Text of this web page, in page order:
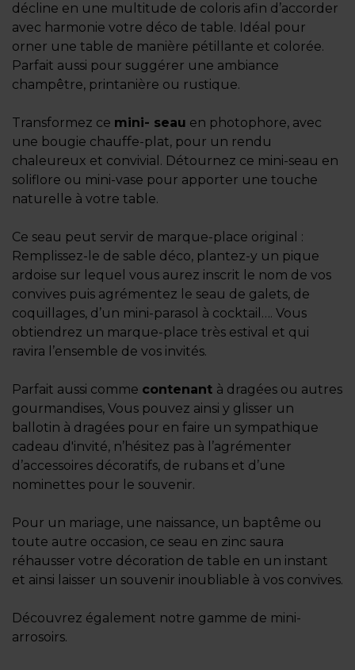
décline en une multitude de coloris afin d’accorder
avec harmonie votre déco de table. Idéal pour
orner une table de manière pétillante et colorée.
Parfait aussi pour suggérer une ambiance
champêtre, printanière ou rustique.
Transformez ce mini- seau en photophore, avec
une bougie chauffe-plat, pour un rendu
chaleureux et convivial. Détournez ce mini-seau en
soliflore ou mini-vase pour apporter une touche
naturelle à votre table.
Ce seau peut servir de marque-place original :
Remplissez-le de sable déco, plantez-y un pique
ardoise sur lequel vous aurez inscrit le nom de vos
convives puis agrémentez le seau de galets, de
coquillages, d’un mini-parasol à cocktail…. Vous
obtiendrez un marque-place très estival et qui
ravira l’ensemble de vos invités.
Parfait aussi comme contenant à dragées ou autres
gourmandises, Vous pouvez ainsi y glisser un
ballotin à dragées pour en faire un sympathique
cadeau d'invité, n’hésitez pas à l’agrémenter
d’accessoires décoratifs, de rubans et d’une
nominettes pour le souvenir.
Pour un mariage, une naissance, un baptême ou
toute autre occasion, ce seau en zinc saura
réhausser votre décoration de table en un instant
et ainsi laisser un souvenir inoubliable à vos convives.
Découvrez également notre gamme de mini-
arrosoirs.